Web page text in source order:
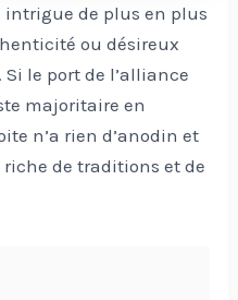
intrigue de plus en plus
ou désireux
le port de l’alliance
majoritaire en
n’a rien d’anodin et
de traditions et de